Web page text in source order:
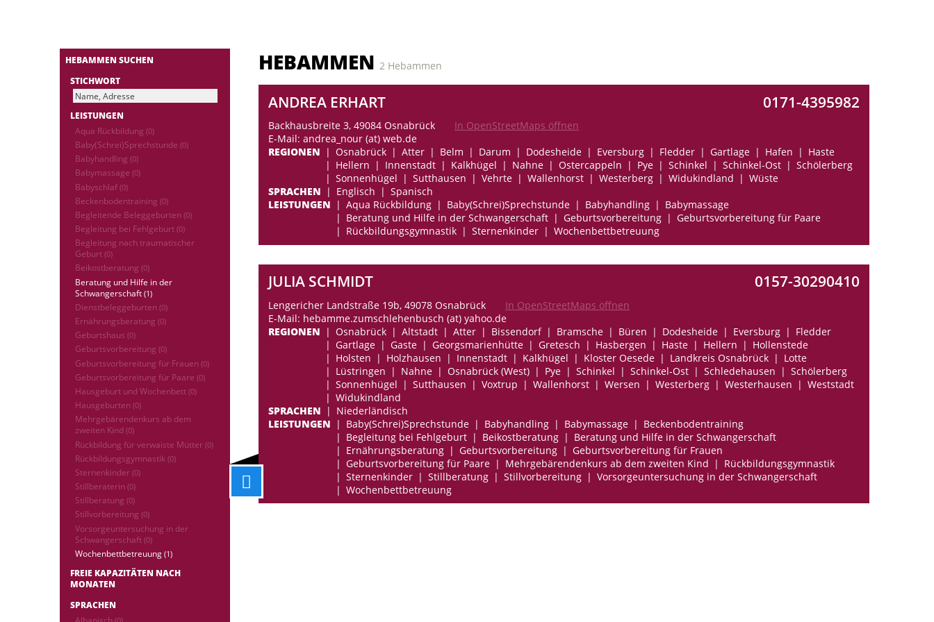
HEBAMMEN SUCHEN
STICHWORT
LEISTUNGEN
Aqua Rückbildung (0)
Baby(Schrei)Sprechstunde (0)
Babyhandling (0)
Babymassage (0)
Babyschlaf (0)
Beckenbodentraining (0)
Begleitende Beleggeburten (0)
Begleitung bei Fehlgeburt (0)
Begleitung nach traumatischer
Geburt (0)
Beikostberatung (0)
Beratung und Hilfe in der
Schwangerschaft (1)
Dienstbeleggeburten (0)
Ernährungsberatung (0)
Geburtshaus (0)
Geburtsvorbereitung (0)
Geburtsvorbereitung für Frauen (0)
Geburtsvorbereitung für Paare (0)
Hausgeburt und Wochenbett (0)
Hausgeburten (0)
Mehrgebärendenkurs ab dem
zweiten Kind (0)
Rückbildung für verwaiste Mütter (0)
Rückbildungsgymnastik (0)
Sternenkinder (0)
Stillberaterin (0)
Stillberatung (0)
Stillvorbereitung (0)
Vorsorgeuntersuchung in der
Schwangerschaft (0)
Wochenbettbetreuung (1)
FREIE KAPAZITÄTEN NACH
MONATEN
SPRACHEN
HEBAMMEN 2 Hebammen
ANDREA ERHART 0171-4395982
Backhausbreite 3, 49084 Osnabrück
In OpenStreetMaps öffnen
E-Mail: andrea_nour (at) web.de
REGIONEN
Osnabrück Atter Belm Darum Dodesheide Eversburg Fledder Gartlage Hafen
Haste
Hellern
Innenstadt Kalkhügel Nahne Ostercappeln Pye Schinkel Schinkel-Ost
Schölerberg
Sonnenhügel
Sutthausen Vehrte Wallenhorst Westerberg Widukindland
Wüste
SPRACHEN
Englisch
Spanisch
LEISTUNGEN
Aqua Rückbildung Baby(Schrei)Sprechstunde Babyhandling
Babymassage
Beratung und Hilfe in der Schwangerschaft
Geburtsvorbereitung
Geburtsvorbereitung für Paare
Rückbildungsgymnastik
Sternenkinder Wochenbettbetreuung
JULIA SCHMIDT 0157-30290410
Lengericher Landstraße 19b, 49078 Osnabrück
In OpenStreetMaps öffnen
E-Mail: hebamme.zumschlehenbusch (at) yahoo.de
REGIONEN
Osnabrück Altstadt Atter Bissendorf Bramsche Büren Dodesheide Eversburg
Fledder
Gartlage
Gaste Georgsmarienhütte Gretesch Hasbergen Haste Hellern
Hollenstede
Holsten
Holzhausen Innenstadt Kalkhügel Kloster Oesede Landkreis Osnabrück
Lotte
Lüstringen
Nahne Osnabrück (West) Pye Schinkel Schinkel-Ost Schledehausen
Schölerberg
Sonnenhügel
Sutthausen Voxtrup Wallenhorst Wersen Westerberg Westerhausen
Weststadt
Widukindland
SPRACHEN
Niederländisch
LEISTUNGEN
Baby(Schrei)Sprechstunde Babyhandling Babymassage
Beckenbodentraining
Begleitung bei Fehlgeburt
Beikostberatung
Beratung und Hilfe in der Schwangerschaft
Ernährungsberatung
Geburtsvorbereitung
Geburtsvorbereitung für Frauen
Geburtsvorbereitung für Paare
Mehrgebärendenkurs ab dem zweiten Kind
Rückbildungsgymnastik
Sternenkinder
Stillberatung Stillvorbereitung
Vorsorgeuntersuchung in der Schwangerschaft
Wochenbettbetreuung